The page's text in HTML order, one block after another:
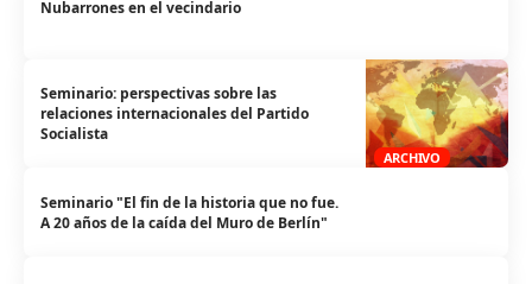
Nubarrones en el vecindario
ARCHIVO
Seminario: perspectivas sobre las
relaciones internacionales del Partido
Socialista
Seminario "El fin de la historia que no fue.
A 20 años de la caída del Muro de Berlín"